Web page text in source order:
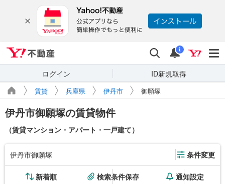
検索 通知
i
ログイン ID新規取得
賃貸 兵庫県 伊丹市 御願塚
伊丹市御願塚の賃貸物件
（賃貸マンション・アパート・一戸建て）
伊丹市御願塚 条件変更
新着順 検索条件保存 通知設定